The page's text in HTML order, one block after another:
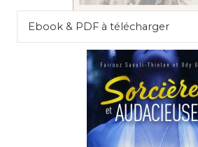
Ebook & PDF à télécharger